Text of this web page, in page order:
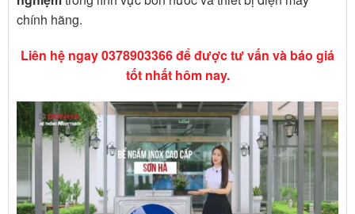
chính hãng.
Liên hệ ngay 0378903366 để được tư vấn và báo giá
tốt nhất hôm nay.